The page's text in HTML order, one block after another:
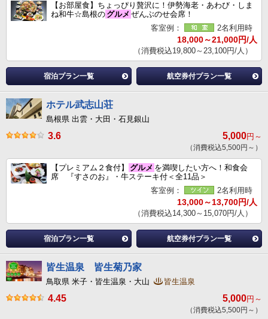
【お部屋食】ちょっぴり贅沢に！伊勢海老・あわび・しま
ね和牛☆島根の グルメ ぜんぶのせ会席！
客室例：
2名利用時
18,000～21,000円/人
（消費税込19,800～23,100円/人）
宿泊プラン一覧 航空券付プラン一覧
ホテル武志山荘
島根県 出雲・大田・石見銀山
3.6 5,000円～
（消費税込5,500円～）
【プレミアム２食付】 グルメ を満喫したい方へ！和食会
席 『すさのお』・牛ステーキ付＜全11品＞
客室例：
2名利用時
13,000～13,700円/人
（消費税込14,300～15,070円/人）
宿泊プラン一覧 航空券付プラン一覧
皆生温泉 皆生菊乃家
鳥取県 米子・皆生温泉・大山 皆生温泉
4.45 5,000円～
（消費税込5,500円～）